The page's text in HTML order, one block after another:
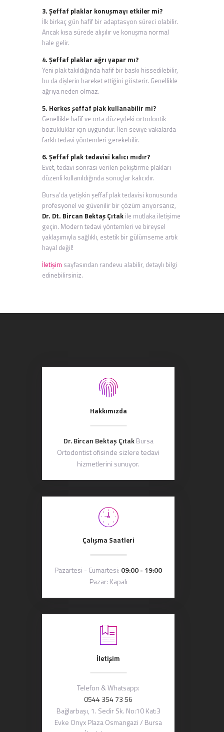
3. Şeffaf plaklar konuşmayı etkiler mi?
İlk birkaç gün hafif bir adaptasyon süreci olabilir.
Ancak kısa sürede alışılır ve konuşma normal
hale gelir.
4. Şeffaf plaklar ağrı yapar mı?
Yeni plak takıldığında hafif bir baskı hissedilebilir,
bu da dişlerin hareket ettiğini gösterir. Genellikle
ağrıya neden olmaz.
5. Herkes şeffaf plak kullanabilir mi?
Genellikle hafif ve orta düzeydeki ortodontik
bozukluklar için uygundur. İleri seviye vakalarda
farklı tedavi yöntemleri gerekebilir.
6. Şeffaf plak tedavisi kalıcı mıdır?
Evet, tedavi sonrası verilen pekiştirme plakları
düzenli kullanıldığında sonuçlar kalıcıdır.
Bursa’da yetişkin şeffaf plak tedavisi konusunda
profesyonel ve güvenilir bir çözüm arıyorsanız,
Dr. Dt. Bircan Bektaş Çıtak ile mutlaka iletişime
geçin. Modern tedavi yöntemleri ve bireysel
yaklaşımıyla sağlıklı, estetik bir gülümseme artık
hayal değil!
İletişim sayfasından randevu alabilir, detaylı bilgi
edinebilirsiniz.
Hakkımızda
Dr. Bircan Bektaş ÇıtakBursa
Ortodontist ofisinde sizlere tedavi
hizmetlerini sunuyor.
Çalışma Saatleri
Pazartesi - Cumartesi: 09:00 - 19:00
Pazar: Kapalı
İletişim
Telefon & Whatsapp:
0544 354 73 56
Bağlarbaşı, 1. Sedir Sk. No:10 Kat:3
Evke Onyx Plaza Osmangazi / Bursa